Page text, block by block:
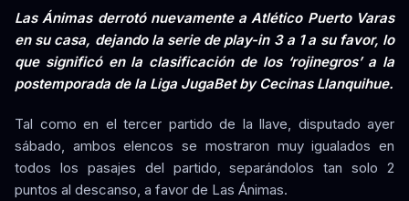
Las Ánimas derrotó nuevamente a Atlético Puerto Varas
en su casa, dejando la serie de play-in 3 a 1 a su favor, lo
que significó en la clasificación de los ‘rojinegros’ a la
postemporada de la Liga JugaBet by Cecinas Llanquihue.
Tal como en el tercer partido de la llave, disputado ayer
sábado, ambos elencos se mostraron muy igualados en
todos los pasajes del partido, separándolos tan solo 2
puntos al descanso, a favor de Las Ánimas.